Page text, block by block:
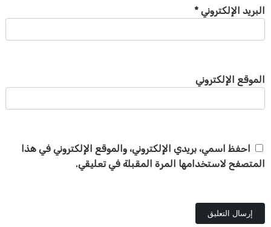
البريد الإلكتروني *
الموقع الإلكتروني
احفظ اسمي، بريدي الإلكتروني، والموقع الإلكتروني في هذا
المتصفح لاستخدامها المرة المقبلة في تعليقي.